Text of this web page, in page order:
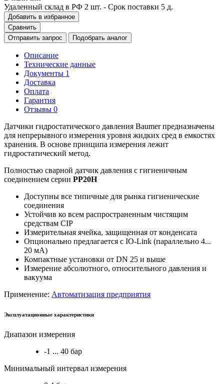
Удаленный склад в РФ 2 шт. - Срок поставки 5 д.
Добавить в избранное
Сравнить
Отправить запрос
Подобрать аналог
Описание
Технические данные
Документы 1
Доставка
Оплата
Гарантия
Отзывы 0
Датчики гидростатического давления Baumer предназначены
для непрерывного измерения уровня жидких сред в емкостях
хранения. В основе принципа измерения лежит
гидростатический метод.
Полностью сварной датчик давления с гигиеничным
соединением серии PP20H
Доступны все типичные для рынка гигиенические
соединения
Устойчив ко всем распространенным чистящим
средствам CIP
Измерительная ячейка, защищенная от конденсата
Опционально предлагается с IO-Link (параллельно 4...
20 мА)
Компактные установки от DN 25 и выше
Измерение абсолютного, относительного давления и
вакуума
Применение: Автоматизация предприятия
Эксплуатационные характеристики
Диапазон измерения
-1 ... 40 бар
Минимальный интервал измерения